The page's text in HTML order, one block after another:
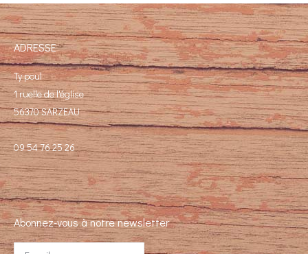
ADRESSE
Ty poul
1 ruelle de l'église
56370 SARZEAU
09 54 76 25 26
Abonnez-vous à notre newsletter